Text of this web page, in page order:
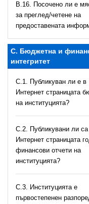
В.16. Посочено ли е
за преглед/четене на
предоставената
C. Бюджетна и
интегритет
C.1. Публикуван ли е в
Интернет страницата
на институцията?
C.2. Публикувани ли
Интернет страницата
финансови отчети на
институцията?
C.3. Институцията е
първостепенен